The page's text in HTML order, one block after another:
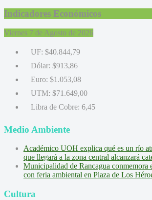
Indicadores Económicos
Viernes 7 de Agosto de 2026
UF: $40.844,79
Dólar: $913,86
Euro: $1.053,08
UTM: $71.649,00
Libra de Cobre: 6,45
Medio Ambiente
Académico UOH explica qué es un río
que llegará a la zona central alcanzará
Municipalidad de Rancagua conmemora
con feria ambiental en Plaza de Los
Cultura